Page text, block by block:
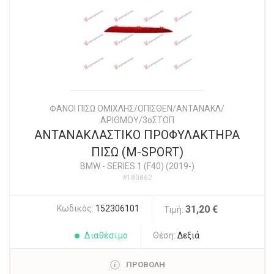
ΦΑΝΟΙ ΠΙΣΩ ΟΜΙΧΛΗΣ/ΟΠΙΣΘΕΝ/ΑΝΤΑΝΑΚΛ/
ΑΡΙΘΜΟΥ/3οΣΤΟΠ
ΑΝΤΑΝΑΚΛΑΣΤΙΚΟ ΠΡΟΦΥΛΑΚΤΗΡΑ
ΠΙΣΩ (M-SPORT)
BMW- SERIES 1 (F40) (2019-)
#180862
Κωδικός: 152306101 Τιμή: 31,20 €
Διαθέσιμο Θέση: Δεξιά
ΠΡΟΒΟΛΗ